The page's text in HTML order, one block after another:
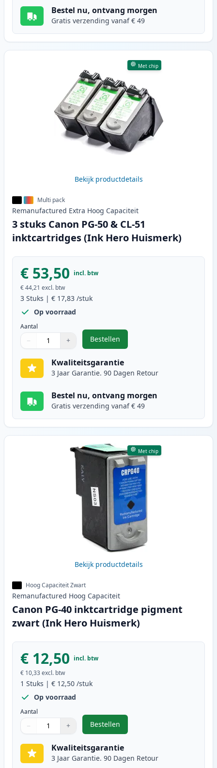
Bestel nu, ontvang morgen
Gratis verzending vanaf € 49
Met chip
Bekijk productdetails
Multi pack
Remanufactured Extra Hoog Capaciteit
3 stuks Canon PG-50 & CL-51
inktcartridges (Ink Hero Huismerk)
€ 53,50 incl. btw
€ 44,21 excl. btw
3 Stuks | € 17,83 /stuk
Op voorraad
Aantal
Gebruik de knoppen om aan te passen
− +
1
Bestellen
,3 stuks Canon PG-50 & CL-51
Kwaliteitsgarantie
3 Jaar Garantie. 90 Dagen Retour
Bestel nu, ontvang morgen
Gratis verzending vanaf € 49
Met chip
Bekijk productdetails
Hoog Capaciteit Zwart
Remanufactured Hoog Capaciteit
Canon PG-40 inktcartridge pigment
zwart (Ink Hero Huismerk)
€ 12,50 incl. btw
€ 10,33excl. btw
1 Stuks | € 12,50 /stuk
Op voorraad
Aantal
Gebruik de knoppen om aan te passen
− +
1
Bestellen
,Canon PG-40 inktcartridge
Kwaliteitsgarantie
3 Jaar Garantie. 90 Dagen Retour